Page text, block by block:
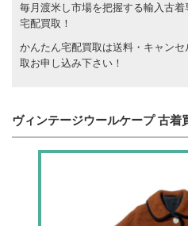
毎月渡米し市場を把握する輸入古
宅配買取！
かんたん宅配買取は送料・キャン
取お申し込み下さい！
ヴィンテージウールケープ 古着